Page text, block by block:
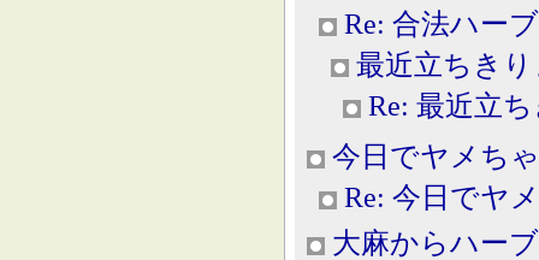
Re: 合法ハー
最近立ちき
Re: 最近立
今日でヤメち
Re: 今日でヤ
大麻からハー